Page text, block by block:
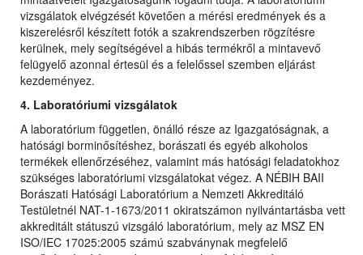
vizsgálatok elvégzését követően a mérési eredmények és a
kiszerelésről készített fotók a szakrendszerben rögzítésre
kerülnek, mely segítségével a hibás termékről a mintavevő
felügyelő azonnal értesül és a felelőssel szemben eljárást
kezdeményez.
4. Laboratóriumi vizsgálatok
A laboratórium független, önálló része az Igazgatóságnak, a
hatósági borminősítéshez, borászati és egyéb alkoholos
termékek ellenőrzéséhez, valamint más hatósági feladatokhoz
szükséges laboratóriumi vizsgálatokat végez. A NÉBIH BAII
Borászati Hatósági Laboratórium a Nemzeti Akkreditáló
Testületnél NAT-1-1673/2011 okiratszámon nyilvántartásba vett
akkreditált státuszú vizsgáló laboratórium, mely az MSZ EN
ISO/IEC 17025:2005 számú szabványnak megfelelő